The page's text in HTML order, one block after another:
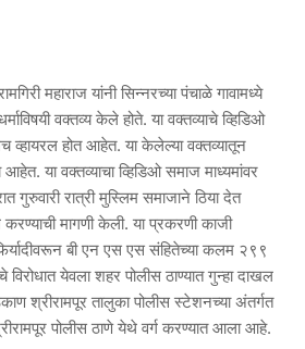
महाराज यांनी सिन्नरच्या पंचाळे गावामध्ये
वक्तव्य केले होते. या वक्तव्याचे व्हिडिओ
व्हायरल होत आहेत. या केलेल्या वक्तव्यातून
आहेत. या वक्तव्याचा व्हिडिओ समाज माध्यमांवर
गुरुवारी रात्री मुस्लिम समाजाने ठिया देत
करण्याची मागणी केली. या प्रकरणी काजी
बी एन एस एस संहितेच्या कलम २९९
विरोधात येवला शहर पोलीस ठाण्यात गुन्हा दाखल
श्रीरामपूर तालुका पोलीस स्टेशनच्या अंतर्गत
पोलीस ठाणे येथे वर्ग करण्यात आला आहे.